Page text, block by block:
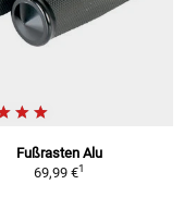
Fußrasten Alu
69,99 €1